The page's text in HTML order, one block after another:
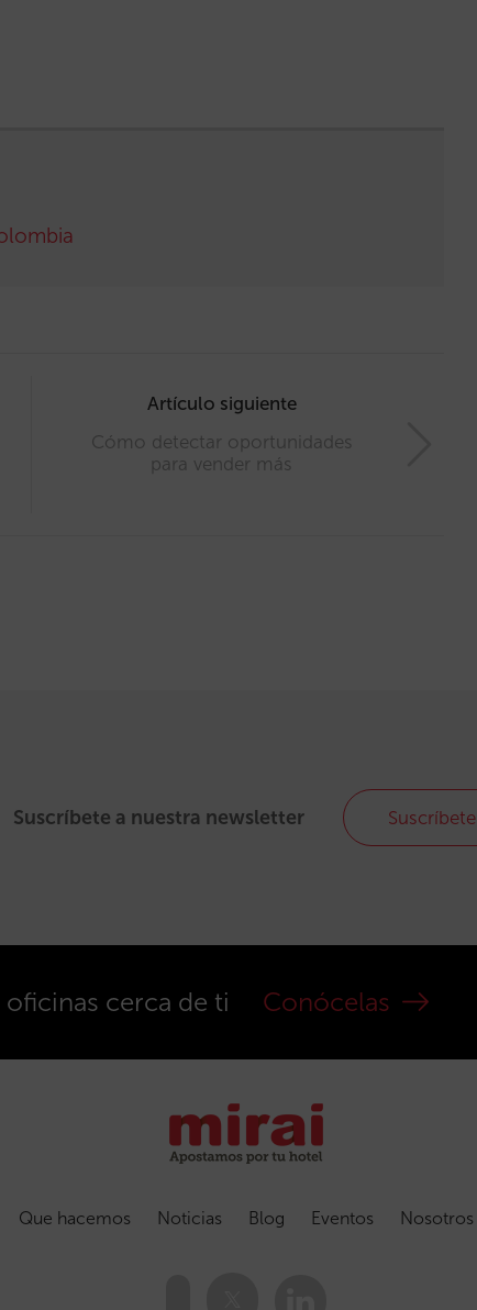
Artículo siguiente
Cómo detectar oportunidades
para vender más
Suscríbete a nuestra newsletter Suscríbete
cerca de ti Conócelas
Que hacemos Noticias Blog Eventos Nosotros